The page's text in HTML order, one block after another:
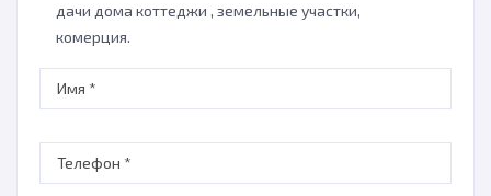
дачи дома коттеджи , земельные участки,
комерция.